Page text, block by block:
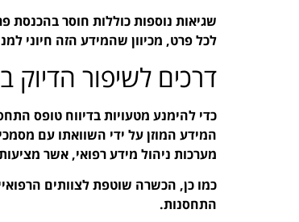
שגיאות נוספות כוללות חוסר בהכנסת
לכל פרט, מכיוון שהמידע הזה חיוני
דרכים לשיפור הדיוק
כדי להימנע מטעויות בדיווח טופס
המידע המוזן על ידי השוואתו עם
מערכות ניהול מידע רפואי, אשר
כמו כן, הכשרה שוטפת לצוותים
התחסנות.